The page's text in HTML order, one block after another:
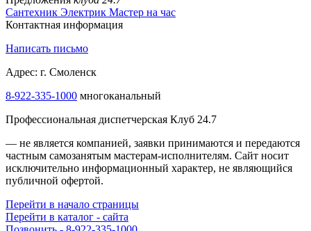
Сантехник Электрик Мастер на час
Контактная информация
Написать письмо
Адрес: г. Смоленск
8-922-335-1000 многоканальный
Профессиональная диспетчерская Клуб 24.7
— не является компанией, заявки принимаются и передаются
частным самозанятым мастерам‑исполнителям. Сайт носит
исключительно информационный характер, не являющийся
публичной офертой.
Перейти в начало страницы
Перейти в каталог - сайта